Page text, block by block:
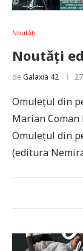
Noutăți
Noutăți
de Galaxia 42
Omulețul din
Marian
Omulețul din
(editura